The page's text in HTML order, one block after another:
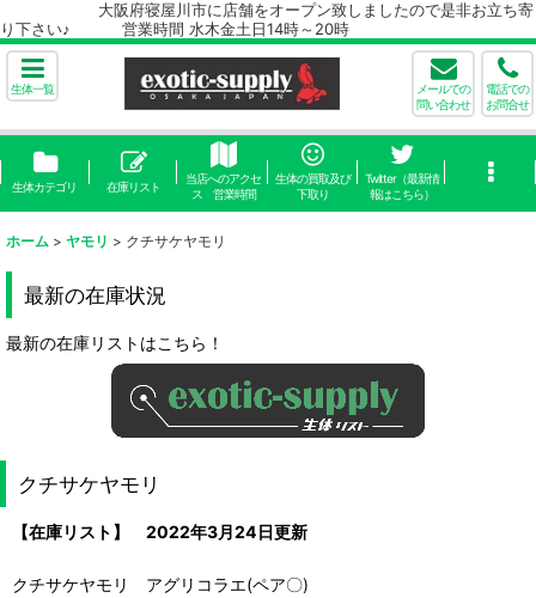
大阪府寝屋川市に店舗をオープン致しましたので是非お立ち寄
り下さい♪ 営業時間 水木金土日14時～20時
生体一覧
メールでの
問い合わせ
電話での
お問合せ
生体カテゴリ 在庫リスト
当店へのアクセ
ス 営業時間
生体の買取及び
下取り
Twitter（最新情
報はこちら）
ホーム > ヤモリ > クチサケヤモリ
最新の在庫状況
最新の在庫リストはこちら！
クチサケヤモリ
【在庫リスト】 2022年3月24日更新
クチサケヤモリ アグリコラエ(ペア〇)